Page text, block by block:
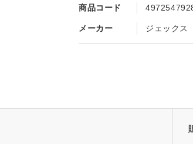
商品コード
メーカー ジェックス